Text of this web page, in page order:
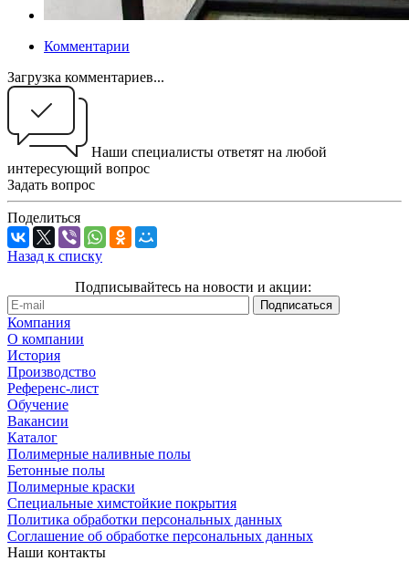
Комментарии
Загрузка комментариев...
Наши специалисты ответят на любой
интересующий вопрос
Задать вопрос
Поделиться
Назад к списку
Подписывайтесь на новости и акции:
Компания
О компании
История
Производство
Референс-лист
Обучение
Вакансии
Каталог
Полимерные наливные полы
Бетонные полы
Полимерные краски
Специальные химстойкие покрытия
Политика обработки персональных данных
Cоглашение об обработке персональных данных
Наши контакты